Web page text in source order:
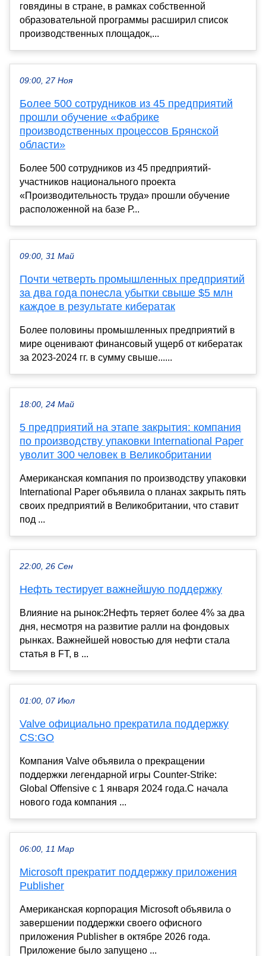
говядины в стране, в рамках собственной
образовательной программы расширил список
производственных площадок,...
09:00, 27 Ноя
Более 500 сотрудников из 45 предприятий
прошли обучение «Фабрике
производственных процессов Брянской
области»
Более 500 сотрудников из 45 предприятий-
участников национального проекта
«Производительность труда» прошли обучение
расположенной на базе Р...
09:00, 31 Май
Почти четверть промышленных предприятий
за два года понесла убытки свыше $5 млн
каждое в результате кибератак
Более половины промышленных предприятий в
мире оценивают финансовый ущерб от кибератак
за 2023-2024 гг. в сумму свыше......
18:00, 24 Май
5 предприятий на этапе закрытия: компания
по производству упаковки International Paper
уволит 300 человек в Великобритании
Американская компания по производству упаковки
International Paper объявила о планах закрыть пять
своих предприятий в Великобритании, что ставит
под ...
22:00, 26 Сен
Нефть тестирует важнейшую поддержку
Влияние на рынок:2Нефть теряет более 4% за два
дня, несмотря на развитие ралли на фондовых
рынках. Важнейшей новостью для нефти стала
статья в FT, в ...
01:00, 07 Июл
Valve официально прекратила поддержку
CS:GO
Компания Valve объявила о прекращении
поддержки легендарной игры Counter-Strike:
Global Offensive с 1 января 2024 года.С начала
нового года компания ...
06:00, 11 Мар
Microsoft прекратит поддержку приложения
Publisher
Американская корпорация Microsoft объявила о
завершении поддержки своего офисного
приложения Publisher в октябре 2026 года.
Приложение было запущено ...